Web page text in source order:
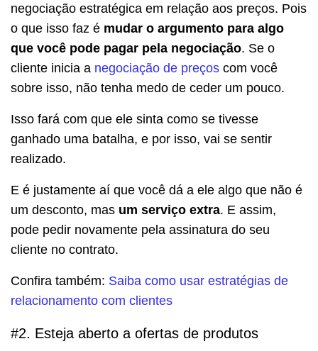
negociação estratégica em relação aos preços. Pois
o que isso faz é mudar o argumento para algo
que você pode pagar pela negociação. Se o
cliente inicia a negociação de preços com você
sobre isso, não tenha medo de ceder um pouco.
Isso fará com que ele sinta como se tivesse
ganhado uma batalha, e por isso, vai se sentir
realizado.
E é justamente aí que você dá a ele algo que não é
um desconto, mas um serviço extra. E assim,
pode pedir novamente pela assinatura do seu
cliente no contrato.
Confira também: Saiba como usar estratégias de
relacionamento com clientes
#2. Esteja aberto a ofertas de produtos